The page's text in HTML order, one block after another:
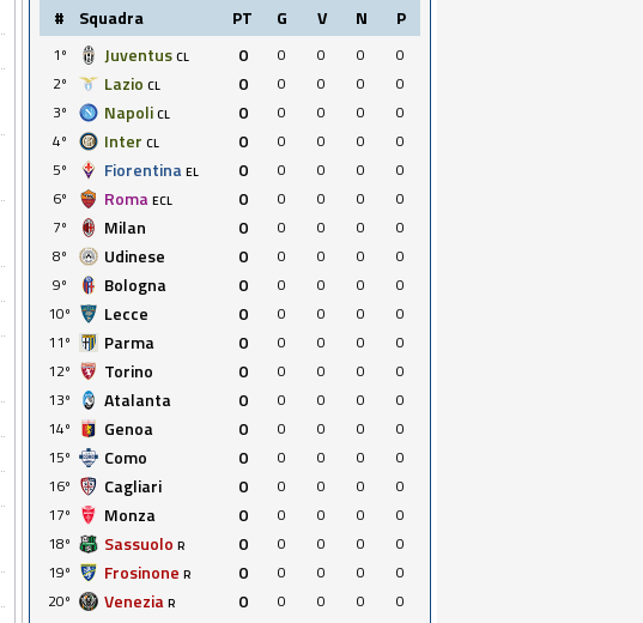
# Squadra PT G V N P
1º Juventus CL 0 0 0 0
0
2º
Lazio CL 0 0 0 0
0
3º
Napoli CL 0 0 0 0
0
4º
Inter CL 0 0 0 0
0
5º
Fiorentina EL 0 0 0 0
0
6º
Roma ECL 0 0 0 0
0
7º
Milan 0 0 0 0
0
8º
Udinese 0 0 0 0
0
9º
Bologna 0 0 0 0
0
10º
Lecce 0 0 0 0
0
11º
Parma 0 0 0 0
0
12º
Torino 0 0 0 0
0
13º
Atalanta 0 0 0 0
0
14º
Genoa 0 0 0 0
0
15º
Como 0 0 0 0
0
16º
Cagliari 0 0 0 0
0
17º
Monza 0 0 0 0
0
18º
Sassuolo R 0 0 0 0
0
19º
Frosinone R 0 0 0 0
0
20º
Venezia R 0 0 0 0 0